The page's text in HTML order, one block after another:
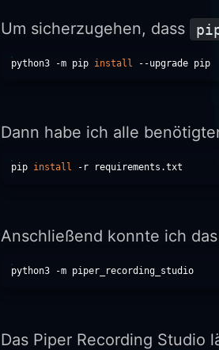
Um sicherzugehen, dass
python3 -m pip install
Dann habe ich alle
pip install
Anschließend konnte ich
Das Piper Recording Studio